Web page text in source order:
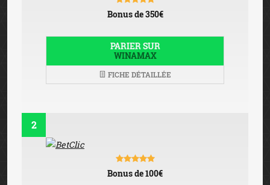
Bonus de 350€
PARIER SUR
WINAMAX
FICHE DÉTAILLÉE
2
Bonus de 100€